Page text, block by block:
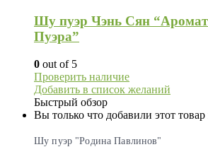
Шу пуэр Чэнь Сян
Пуэра”
0 out of 5
Проверить наличие
Добавить в список желаний
Быстрый обзор
Вы только что добавили этот товар
Шу пуэр "Родина Павлинов"